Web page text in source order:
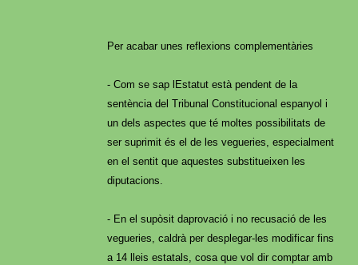
Per acabar unes reflexions complementàries
- Com se sap lEstatut està pendent de la
sentència del Tribunal Constitucional espanyol i
un dels aspectes que té moltes possibilitats de
ser suprimit és el de les vegueries, especialment
en el sentit que aquestes substitueixen les
diputacions.
- En el supòsit daprovació i no recusació de les
vegueries, caldrà per desplegar-les modificar fins
a 14 lleis estatals, cosa que vol dir comptar amb